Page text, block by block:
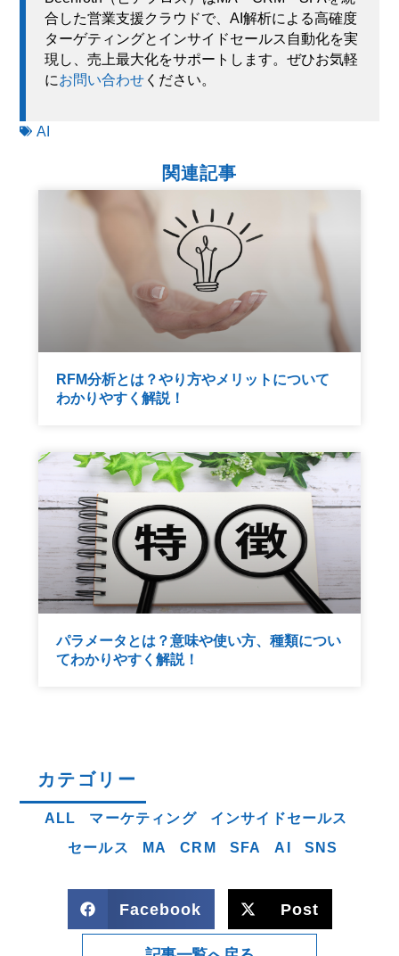
合した営業支援クラウドで、AI解析による高確度
ターゲティングとインサイドセールス自動化を実
現し、売上最大化をサポートします。ぜひお気軽
にお問い合わせください。
AI
関連記事
RFM分析とは？やり方やメリットについて
わかりやすく解説！
パラメータとは？意味や使い方、種類につい
てわかりやすく解説！
カテゴリー
ALL マーケティング
インサイドセールス
セールス
MA CRM SFA AI SNS
Facebook Post